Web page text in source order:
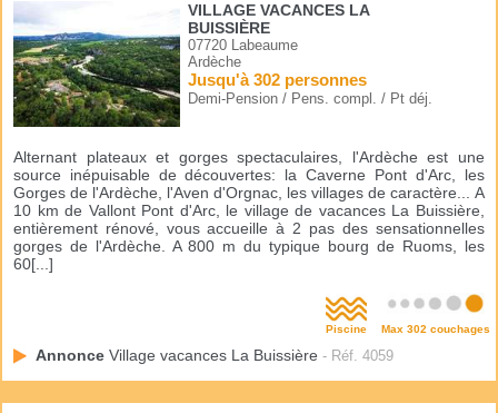
VILLAGE VACANCES LA
BUISSIÈRE
07720 Labeaume
Ardèche
Jusqu'à 302 personnes
Demi-Pension / Pens. compl. / Pt déj.
Alternant plateaux et gorges spectaculaires, l'Ardèche est une
source inépuisable de découvertes: la Caverne Pont d'Arc, les
Gorges de l'Ardèche, l'Aven d'Orgnac, les villages de caractère... A
10 km de Vallont Pont d'Arc, le village de vacances La Buissière,
entièrement rénové, vous accueille à 2 pas des sensationnelles
gorges de l'Ardèche. A 800 m du typique bourg de Ruoms, les
60[...]
Piscine Max 302 couchages
Annonce Village vacances La Buissière - Réf. 4059